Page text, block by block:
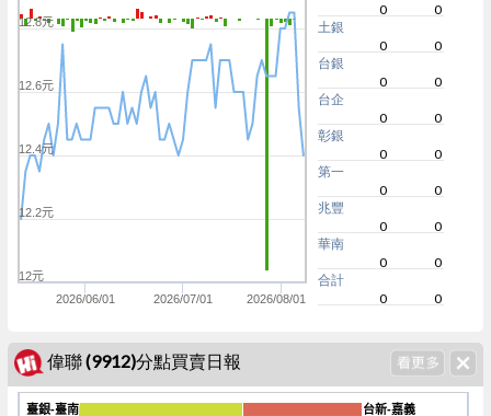
2026/06/01 2026/07/01 2026/08/01
12元
12.2元
12.4元
12.6元
12.8元
0
0
土銀
0
0
台銀
0
0
台企
0
0
彰銀
0
0
第一
0
0
兆豐
0
0
華南
0
0
合計
0
0
偉聯 (9912)分點買賣日報
台新-嘉義
台新-嘉義
臺銀-臺南
臺銀-臺南